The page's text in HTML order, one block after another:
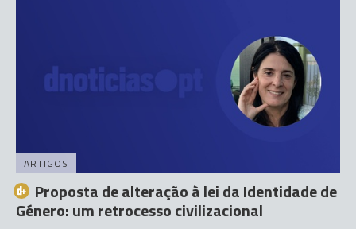
ARTIGOS
Proposta de alteração à lei da Identidade de
Género: um retrocesso civilizacional